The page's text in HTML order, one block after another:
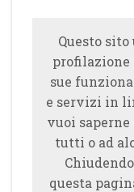
Questo
profilazione
sue
e servizi in
vuoi saperne
tutti o ad
questa